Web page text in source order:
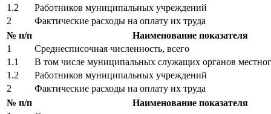
1.2
Работников муниципальных учреждений
2
Фактические расходы на оплату их труда
№ п/п
Наименование показателя
1
Среднесписочная численность, всего
1.1
В том числе муниципальных служащих органов
1.2
Работников муниципальных учреждений
2
Фактические расходы на оплату их труда
№ п/п
Наименование показателя